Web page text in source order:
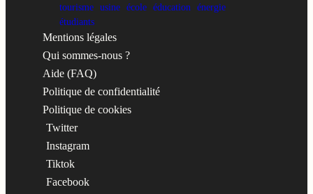
tourisme usine école éducation
énergie
étudiants
Mentions légales
Qui sommes-nous ?
Aide (FAQ)
Politique de confidentialité
Politique de cookies
Twitter
Instagram
Tiktok
Facebook